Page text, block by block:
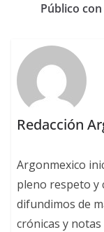
Público
Redacción
Argonmexico
pleno respeto y
difundimos de
crónicas y